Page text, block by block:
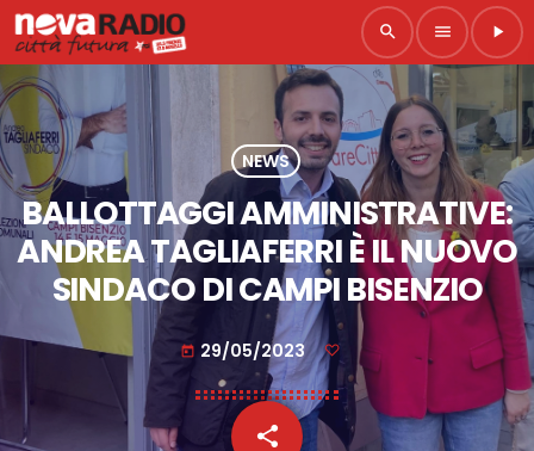
search menu play_arrow
NEWS
BALLOTTAGGI AMMINISTRATIVE:
ANDREA TAGLIAFERRI È IL NUOVO
SINDACO DI CAMPI BISENZIO
today 29/05/2023
share
email